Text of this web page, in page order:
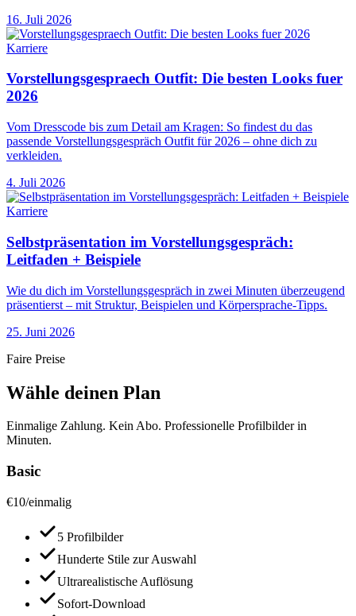
16. Juli 2026
Karriere
Vorstellungsgespraech Outfit: Die besten Looks fuer
2026
Vom Dresscode bis zum Detail am Kragen: So findest du das
passende Vorstellungsgespräch Outfit für 2026 – ohne dich zu
verkleiden.
4. Juli 2026
Karriere
Selbstpräsentation im Vorstellungsgespräch:
Leitfaden + Beispiele
Wie du dich im Vorstellungsgespräch in zwei Minuten überzeugend
präsentierst – mit Struktur, Beispielen und Körpersprache-Tipps.
25. Juni 2026
Faire Preise
Wähle deinen Plan
Einmalige Zahlung. Kein Abo. Professionelle Profilbilder in
Minuten.
Basic
€10/einmalig
5 Profilbilder
Hunderte Stile zur Auswahl
Ultrarealistische Auflösung
Sofort-Download